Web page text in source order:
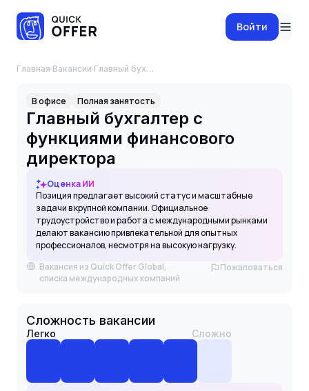
Войти
Главная·Вакансии· Главный бухгалтер с функциями финансового директора
В офисе Полная занятость
Главный бухгалтер с
функциями финансового
директора
Оценка ИИ
Позиция предлагает высокий статус и масштабные
задачи в крупной компании. Официальное
трудоустройство и работа с международными рынками
делают вакансию привлекательной для опытных
профессионалов, несмотря на высокую нагрузку.
Вакансия из Quick Offer Global,
списка международных компаний
Пожаловаться
Сложность вакансии
Легко Сложно